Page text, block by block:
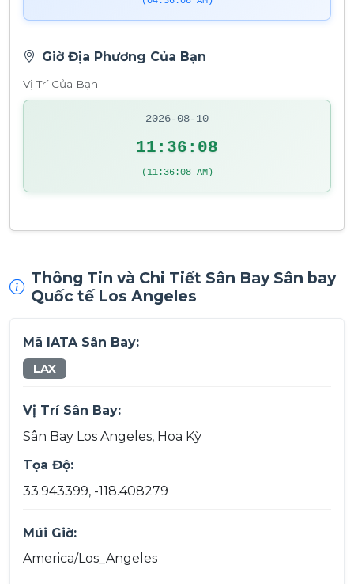
Giờ Địa Phương Của Bạn
Vị Trí Của Bạn
2026-08-10
11:36:09
(11:36:09 AM)
Thông Tin và Chi Tiết Sân Bay Sân bay
Quốc tế Los Angeles
Mã IATA Sân Bay:
LAX
Vị Trí Sân Bay:
Sân Bay Los Angeles, Hoa Kỳ
Tọa Độ:
33.943399, -118.408279
Múi Giờ:
America/Los_Angeles